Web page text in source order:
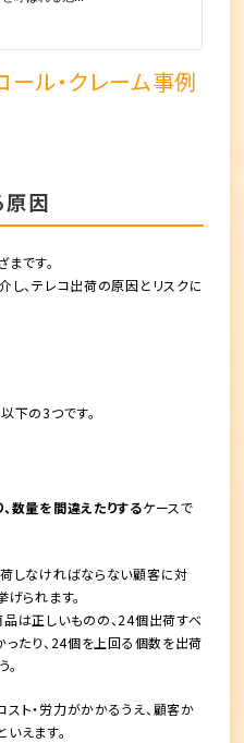
ル・クレーム事例
原因
です。
し、テレコ出荷の原因とリスクに
下の3つです。
数量を間違えたりするケースで
しなければならない顧客に対
られます。
は正しいものの、24個出荷すべ
たり、24個を上回る個数を出荷
スト・労力がかかるうえ、顧客か
いえます。